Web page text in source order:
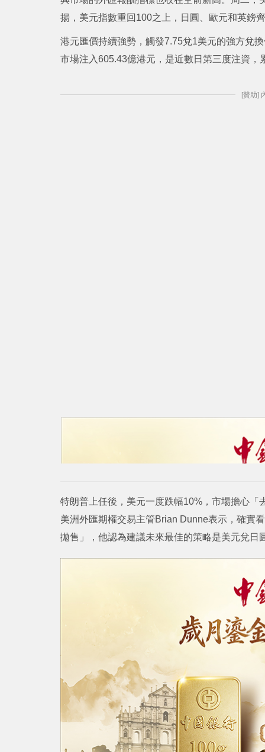
揚，美元指數重回100之上，日圓、歐元和英鎊
港元匯價持續強勢，觸發7.75兌1美元的強方兌
市場注入605.43億港元，是近數日第三度注資，
[贊助]
特朗普上任後，美元一度跌幅10%，市場擔心
美洲外匯期權交易主管Brian Dunne表示，確實
拋售」，他認為建議未來最佳的策略是美元兌日